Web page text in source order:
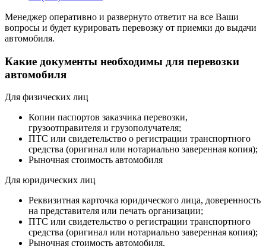
Менеджер оперативно и развернуто ответит на все Ваши
вопросы и будет курировать перевозку от приемки до выдачи
автомобиля.
Какие документы необходимы для перевозки
автомобиля
Для физических лиц
Копии паспортов заказчика перевозки,
грузоотправителя и грузополучателя;
ПТС или свидетельство о регистрации транспортного
средства (оригинал или нотариально заверенная копия);
Рыночная стоимость автомобиля
Для юридических лиц
Реквизитная карточка юридического лица, доверенность
на представителя или печать организации;
ПТС или свидетельство о регистрации транспортного
средства (оригинал или нотариально заверенная копия);
Рыночная стоимость автомобиля.